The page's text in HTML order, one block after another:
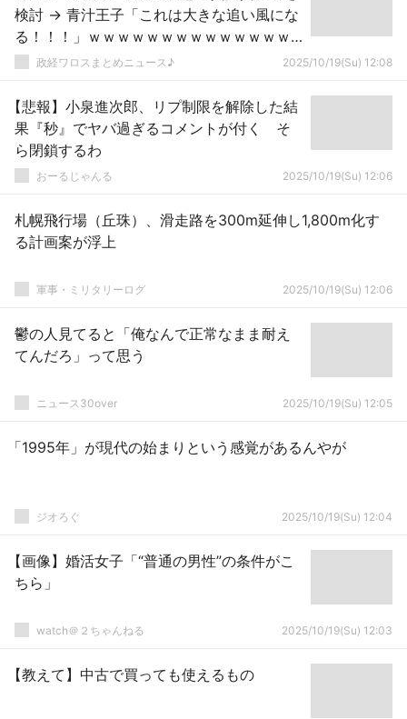
検討 → 青汁王子「これは大きな追い風にな
る！！！」ｗｗｗｗｗｗｗｗｗｗｗｗｗｗ
ｗｗｗｗ
政経ワロスまとめニュース♪ 2025/10/19(Su) 12:08
【悲報】小泉進次郎、リプ制限を解除した結
果『秒』でヤバ過ぎるコメントが付く そ
ら閉鎖するわ
おーるじゃんる 2025/10/19(Su) 12:06
札幌飛行場（丘珠）、滑走路を300m延伸し1,800m化す
る計画案が浮上
軍事・ミリタリーログ 2025/10/19(Su) 12:06
鬱の人見てると「俺なんで正常なまま耐え
てんだろ」って思う
ニュース30over 2025/10/19(Su) 12:05
「1995年」が現代の始まりという感覚があるんやが
ジオろぐ 2025/10/19(Su) 12:04
【画像】婚活女子「“普通の男性”の条件がこ
ちら」
watch＠２ちゃんねる 2025/10/19(Su) 12:03
【教えて】中古で買っても使えるもの